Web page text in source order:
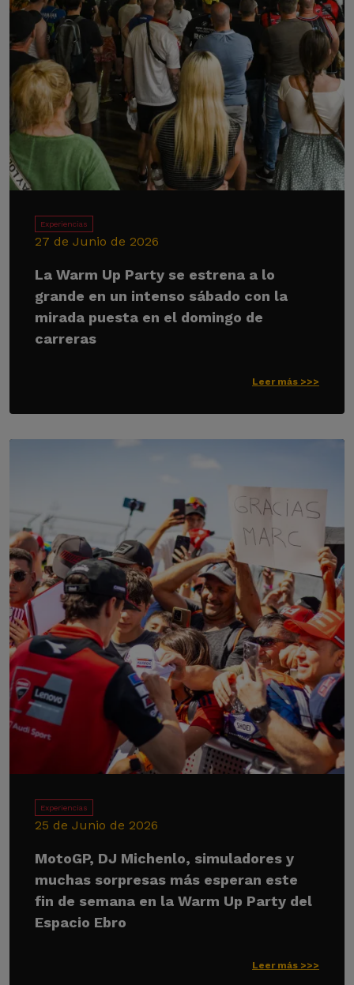
Experiencias
27 de Junio de 2026
La Warm Up Party se estrena a lo
grande en un intenso sábado con la
mirada puesta en el domingo de
carreras
Leer más >>>
Experiencias
25 de Junio de 2026
MotoGP, DJ Michenlo, simuladores y
muchas sorpresas más esperan este
fin de semana en la Warm Up Party del
Espacio Ebro
Leer más >>>